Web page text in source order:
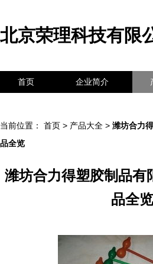
北京荣理科技有限
首页 企业简介
当前位置： 首页 > 产品大全 > 潍坊合力
品全览
潍坊合力得塑胶制品有
品全览